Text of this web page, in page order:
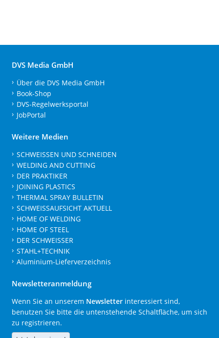
DVS Media GmbH
Über die DVS Media GmbH
Book-Shop
DVS-Regelwerksportal
JobPortal
Weitere Medien
SCHWEISSEN UND SCHNEIDEN
WELDING AND CUTTING
DER PRAKTIKER
JOINING PLASTICS
THERMAL SPRAY BULLETIN
SCHWEISSAUFSICHT AKTUELL
HOME OF WELDING
HOME OF STEEL
DER SCHWEISSER
STAHL+TECHNIK
Aluminium-Lieferverzeichnis
Newsletteranmeldung
Wenn Sie an unserem Newsletter interessiert sind,
benutzen Sie bitte die untenstehende Schaltfläche, um sich
zu registrieren.